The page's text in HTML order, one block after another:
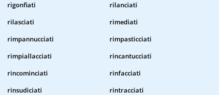
rigonfiati
rilanciati
rilasciati
rimediati
rimpannucciati
rimpasticciati
rimpiallacciati
rincantucciati
rincominciati
rinfacciati
rinsudiciati
rintracciati